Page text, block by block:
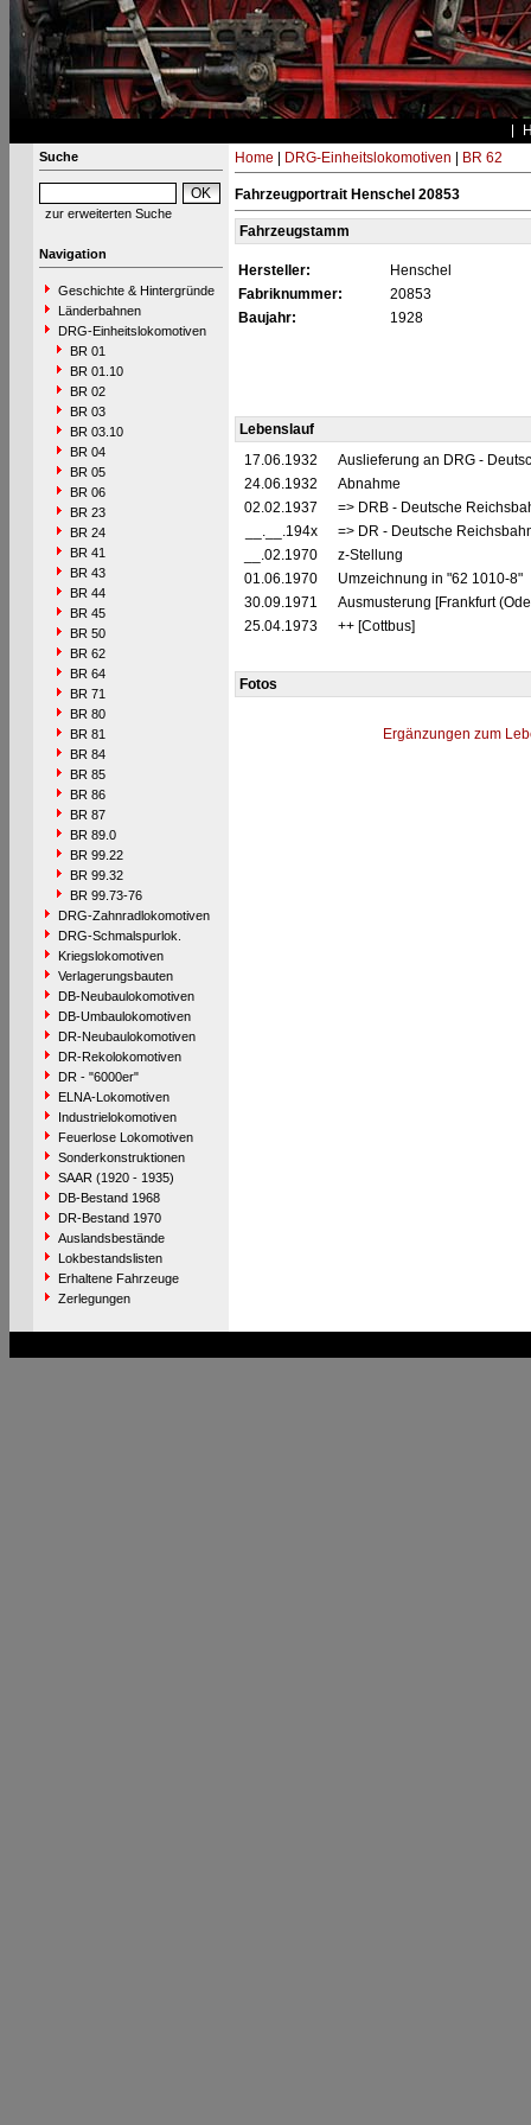
Suche
zur erweiterten Suche
Navigation
Geschichte & Hintergründe
Länderbahnen
DRG-Einheitslokomotiven
BR 01
BR 01.10
BR 02
BR 03
BR 03.10
BR 04
BR 05
BR 06
BR 23
BR 24
BR 41
BR 43
BR 44
BR 45
BR 50
BR 62
BR 64
BR 71
BR 80
BR 81
BR 84
BR 85
BR 86
BR 87
BR 89.0
BR 99.22
BR 99.32
BR 99.73-76
DRG-Zahnradlokomotiven
DRG-Schmalspurlok.
Kriegslokomotiven
Verlagerungsbauten
DB-Neubaulokomotiven
DB-Umbaulokomotiven
DR-Neubaulokomotiven
DR-Rekolokomotiven
DR - "6000er"
ELNA-Lokomotiven
Industrielokomotiven
Feuerlose Lokomotiven
Sonderkonstruktionen
SAAR (1920 - 1935)
DB-Bestand 1968
DR-Bestand 1970
Auslandsbestände
Lokbestandslisten
Erhaltene Fahrzeuge
Zerlegungen
Home DRG-Einheitslokomotiven BR 62
Fahrzeugportrait Henschel 20853
Fahrzeugstamm
Hersteller:
Henschel
Fabriknummer:
20853
Baujahr:
1928
Lebenslauf
17.06.1932
Auslieferung an DRG -
24.06.1932
Abnahme
02.02.1937
=> DRB - Deutsche
__.__.194x
=> DR - Deutsche
__.02.1970
z-Stellung
01.06.1970
Umzeichnung in "62 1010-8"
30.09.1971
Ausmusterung [Frankfurt
25.04.1973
++ [Cottbus]
Fotos
Ergänzungen zum